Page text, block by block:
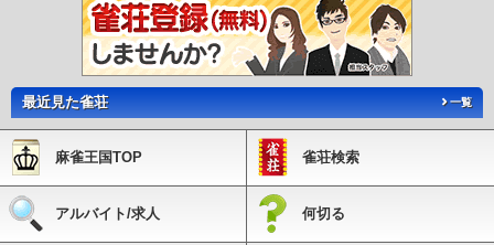
最近見た雀荘 一覧
麻雀王国TOP 雀荘検索
アルバイト/求人 何切る